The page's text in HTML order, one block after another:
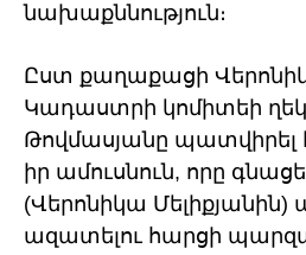
նախաքննություն։
Ըստ քաղաքացի
Կադաստրի կոմիտեի
Թովմասյանը պատվիրել
իր ամուսնուն, որը
(Վերոնիկա
ազատելու հարցի